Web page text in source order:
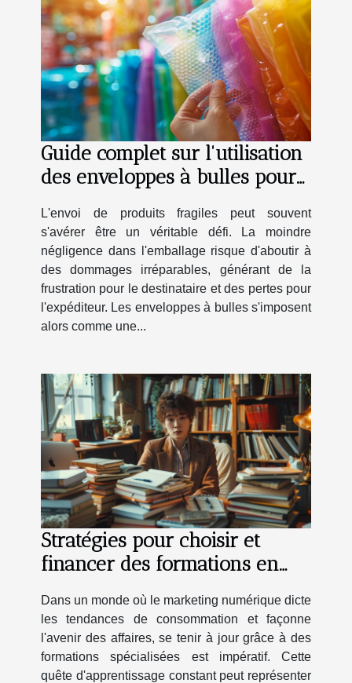
Guide complet sur l'utilisation
des enveloppes à bulles pour
fragiles
L'envoi de produits fragiles peut souvent
s'avérer être un véritable défi. La moindre
négligence dans l'emballage risque d'aboutir à
des dommages irréparables, générant de la
frustration pour le destinataire et des pertes pour
l'expéditeur. Les enveloppes à bulles s'imposent
alors comme une...
Stratégies pour choisir et
financer des formations en
Dans un monde où le marketing numérique dicte
les tendances de consommation et façonne
l'avenir des affaires, se tenir à jour grâce à des
formations spécialisées est impératif. Cette
quête d'apprentissage constant peut représenter